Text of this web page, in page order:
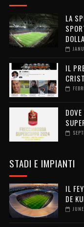
LA
IL
STADI E IMPIANTI
IL
DE